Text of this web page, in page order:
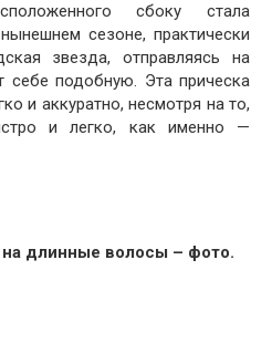
сбоку стала
сезоне, практически
звезда, отправляясь на
себе подобную. Эта прическа
и аккуратно, несмотря на то,
и легко, как именно —
длинные волосы – фото.